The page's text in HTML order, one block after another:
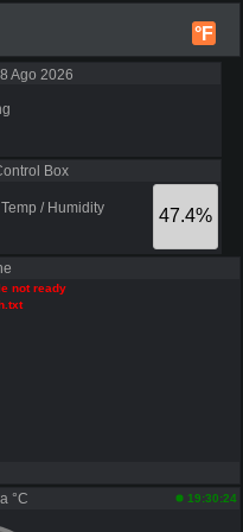
°F
Ago 2026
Box
47.4%
/ Humidity
not ready
°C 19:30:24